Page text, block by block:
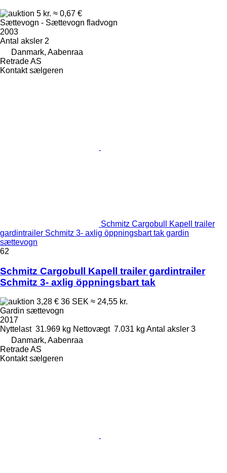
5 kr. ≈ 0,67 €
Sættevogn - Sættevogn fladvogn
2003
Antal aksler 2
Danmark, Aabenraa
Retrade AS
Kontakt sælgeren
Schmitz Cargobull Kapell trailer
gardintrailer Schmitz 3- axlig öppningsbart tak gardin
sættevogn
62
Schmitz Cargobull Kapell trailer gardintrailer
Schmitz 3- axlig öppningsbart tak
3,28 € 36 SEK ≈ 24,55 kr.
Gardin sættevogn
2017
Nyttelast 31.969 kg Nettovægt 7.031 kg Antal aksler 3
Danmark, Aabenraa
Retrade AS
Kontakt sælgeren